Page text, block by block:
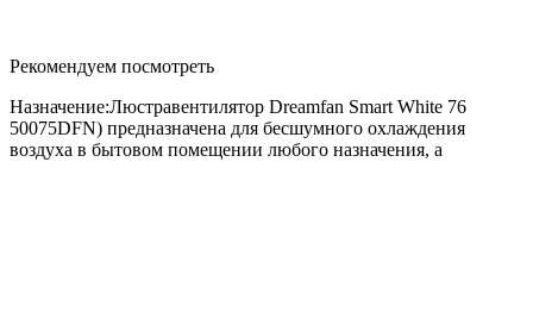
Рекомендуем посмотреть
Назначение:Люстравентилятор Dreamfan Smart White 76
50075DFN) предназначена для бесшумного охлаждения
воздуха в бытовом помещении любого назначения, а